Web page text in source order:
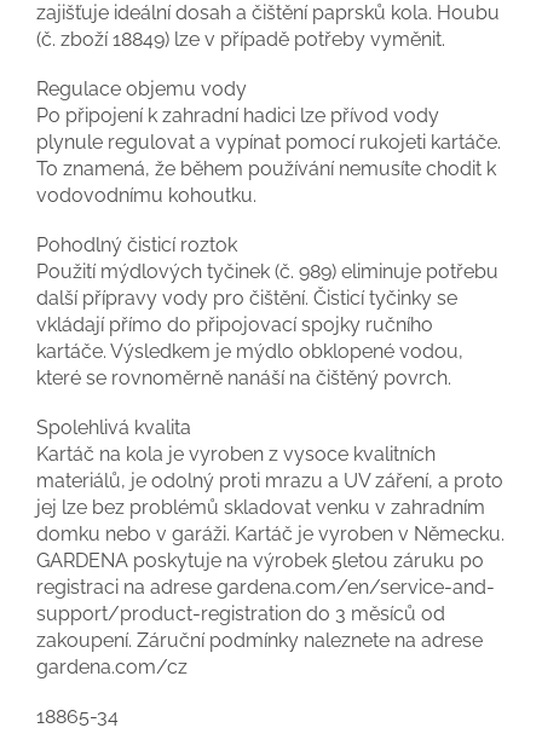
zajišťuje ideální dosah a čištění paprsků kola. Houbu
(č. zboží 18849) lze v případě potřeby vyměnit.
Regulace objemu vody
Po připojení k zahradní hadici lze přívod vody
plynule regulovat a vypínat pomocí rukojeti kartáče.
To znamená, že během používání nemusíte chodit k
vodovodnímu kohoutku.
Pohodlný čisticí roztok
Použití mýdlových tyčinek (č. 989) eliminuje potřebu
další přípravy vody pro čištění. Čisticí tyčinky se
vkládají přímo do připojovací spojky ručního
kartáče. Výsledkem je mýdlo obklopené vodou,
které se rovnoměrně nanáší na čištěný povrch.
Spolehlivá kvalita
Kartáč na kola je vyroben z vysoce kvalitních
materiálů, je odolný proti mrazu a UV záření, a proto
jej lze bez problémů skladovat venku v zahradním
domku nebo v garáži. Kartáč je vyroben v Německu.
GARDENA poskytuje na výrobek 5letou záruku po
registraci na adrese gardena.com/en/service-and-
support/product-registration do 3 měsíců od
zakoupení. Záruční podmínky naleznete na adrese
gardena.com/cz
18865-34